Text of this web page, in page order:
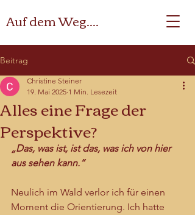
Auf dem Weg....
Beitrag
Alles eine Frage der
Perspektive?
Christine Steiner
19. Mai 2025 1 Min. Lesezeit
„Das, was ist, ist das, was ich von hier
aus sehen kann.“
Neulich im Wald verlor ich für einen
Moment die Orientierung. Ich hatte